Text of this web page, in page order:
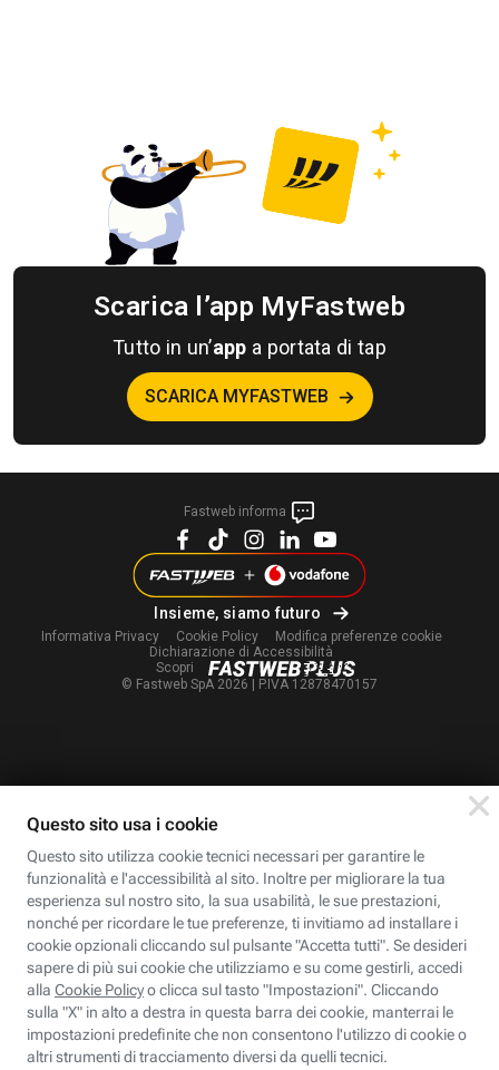
Scarica l’app MyFastweb
Tutto in un’app a portata di tap
SCARICA MYFASTWEB
© Fastweb SpA 2026 | P.IVA 12878470157
Fastweb informa
Insieme, siamo futuro
Informativa Privacy Cookie Policy Modifica preferenze cookie
Dichiarazione di Accessibilità
Scopri